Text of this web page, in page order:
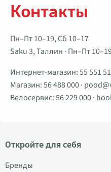
Контакты
Пн–Пт 10–19, Сб 10–17
Saku 3, Таллин · Пн–Пт
Интернет-магазин:55 551
Магазин:56 488 000·
Велосервис:56 229 000·
Откройте для себя
Бренды